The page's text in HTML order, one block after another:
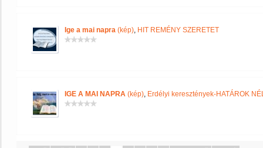
Ige a mai napra (kép), HIT REMÉNY SZERETET
IGE A MAI NAPRA (kép), Erdélyi keresztények-HATÁROK